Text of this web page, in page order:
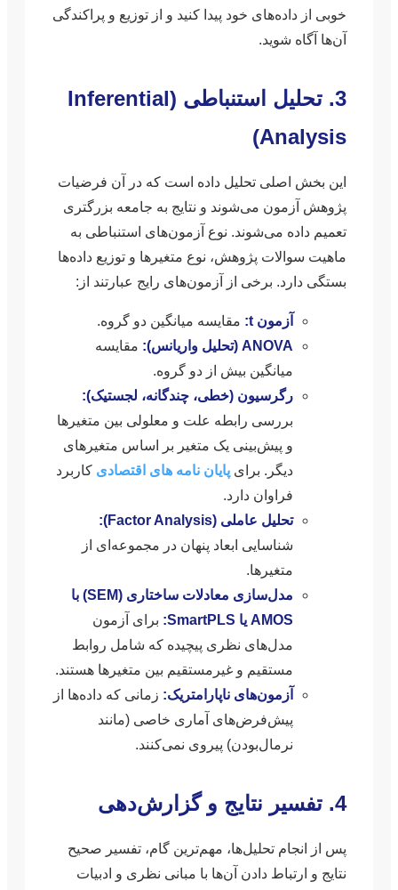
خوبی از داده‌های خود پیدا کنید و از توزیع و پراکندگی
آن‌ها آگاه شوید.
3. تحلیل استنباطی (Inferential
Analysis)
این بخش اصلی تحلیل داده است که در آن فرضیات
پژوهش آزمون می‌شوند و نتایج به جامعه بزرگتری
تعمیم داده می‌شوند. نوع آزمون‌های استنباطی به
ماهیت سوالات پژوهش، نوع متغیرها و توزیع داده‌ها
بستگی دارد. برخی از آزمون‌های رایج عبارتند از:
آزمون t:
مقایسه میانگین دو گروه.
ANOVA (تحلیل واریانس):
مقایسه
میانگین بیش از دو گروه.
رگرسیون (خطی، چندگانه، لجستیک):
بررسی رابطه علت و معلولی بین متغیرها
و پیش‌بینی یک متغیر بر اساس متغیرهای
دیگر. برای پایان نامه های اقتصادی کاربرد
فراوان دارد.
تحلیل عاملی (Factor Analysis):
شناسایی ابعاد پنهان در مجموعه‌ای از
متغیرها.
مدل‌سازی معادلات ساختاری (SEM) با
AMOS یا SmartPLS:
برای آزمون
مدل‌های نظری پیچیده که شامل روابط
مستقیم و غیرمستقیم بین متغیرها هستند.
آزمون‌های ناپارامتریک: زمانی که داده‌ها از
پیش‌فرض‌های آماری خاصی (مانند
نرمال‌بودن) پیروی نمی‌کنند.
4. تفسیر نتایج و گزارش‌دهی
پس از انجام تحلیل‌ها، مهم‌ترین گام، تفسیر صحیح
نتایج و ارتباط دادن آن‌ها با مبانی نظری و ادبیات